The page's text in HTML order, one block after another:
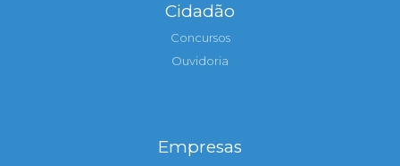
Cidadão
Concursos
Ouvidoria
Empresas